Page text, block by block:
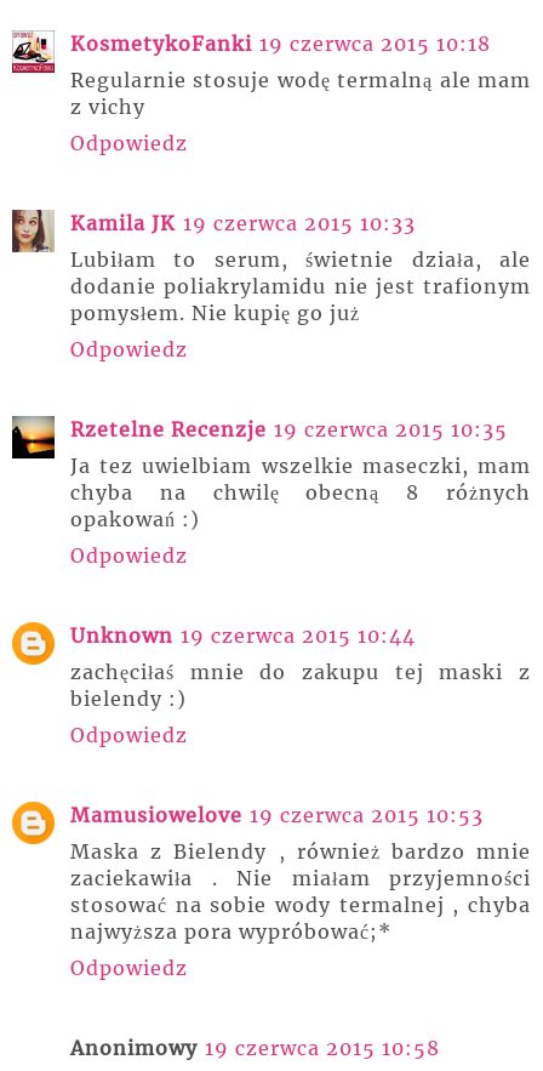
KosmetykoFanki 19 czerwca 2015 10:18
Regularnie stosuje wodę termalną ale mam
z vichy
Odpowiedz
Kamila JK 19 czerwca 2015 10:33
Lubiłam to serum, świetnie działa, ale
dodanie poliakrylamidu nie jest trafionym
pomysłem. Nie kupię go już
Odpowiedz
Rzetelne Recenzje 19 czerwca 2015 10:35
Ja tez uwielbiam wszelkie maseczki, mam
chyba na chwilę obecną 8 różnych
opakowań :)
Odpowiedz
Unknown 19 czerwca 2015 10:44
zachęciłaś mnie do zakupu tej maski z
bielendy :)
Odpowiedz
Mamusiowelove 19 czerwca 2015 10:53
Maska z Bielendy , również bardzo mnie
zaciekawiła . Nie miałam przyjemności
stosować na sobie wody termalnej , chyba
najwyższa pora wypróbować;*
Odpowiedz
Anonimowy 19 czerwca 2015 10:58